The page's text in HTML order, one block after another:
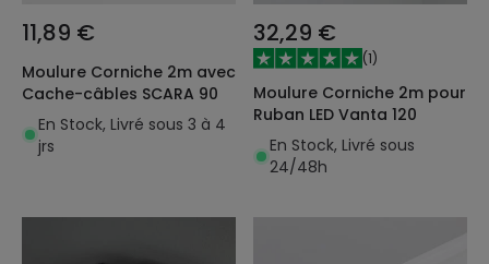
11,89 €
Moulure Corniche 2m avec
Cache-câbles SCARA 90
En Stock, Livré sous 3 à 4
jrs
32,29 €
(1)
Moulure Corniche 2m pour
Ruban LED Vanta 120
En Stock, Livré sous
24/48h